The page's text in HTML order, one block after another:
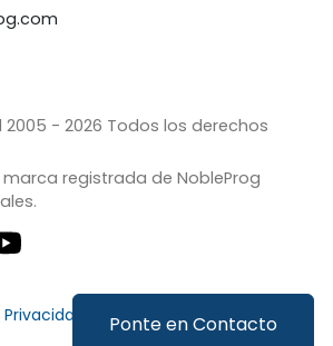
Ponte en Contacto
2005 - 2026 Todos los derechos
marca registrada de NobleProg
Privacidad y Cookies